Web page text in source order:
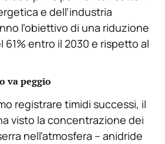
e dell’industria
l’obiettivo di una riduzione
61% entro il 2030 e rispetto al
va peggio
registrare timidi successi, il
visto la concentrazione dei
nell’atmosfera – anidride